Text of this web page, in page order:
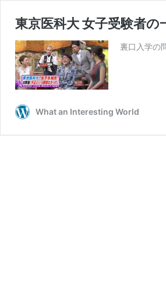
東京医科大 女子受験者
裏口入学の
What an Interesting World